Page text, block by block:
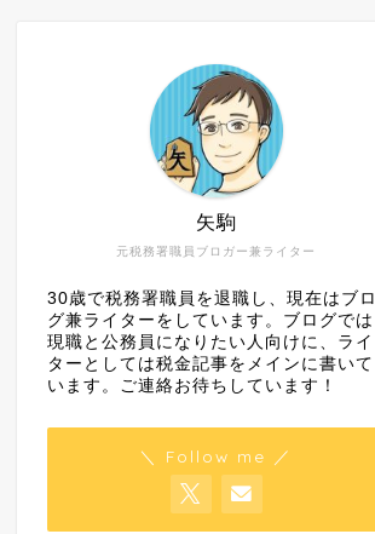
元税務署職員ブロガー兼ライター
矢駒
30歳で税務署職員を退職し、現在はブロ
グ兼ライターをしています。ブログでは
現職と公務員になりたい人向けに、ライ
ターとしては税金記事をメインに書いて
います。ご連絡お待ちしています！
＼ Follow me ／